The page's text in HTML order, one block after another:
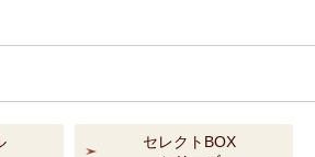
セレクトBOX